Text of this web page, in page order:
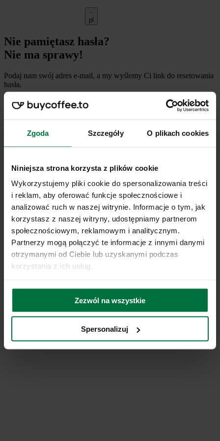
Zgoda Szczegóły O plikach cookies
Niniejsza strona korzysta z plików cookie
Wykorzystujemy pliki cookie do spersonalizowania treści
i reklam, aby oferować funkcje społecznościowe i
analizować ruch w naszej witrynie. Informacje o tym, jak
korzystasz z naszej witryny, udostępniamy partnerom
społecznościowym, reklamowym i analitycznym.
Partnerzy mogą połączyć te informacje z innymi danymi
otrzymanymi od Ciebie lub uzyskanymi podczas
korzystania z ich usług.
Zezwól na wszystkie
Spersonalizuj
pl
Nie pamiętasz hasła?
Nie ma sprawy!
Podaj nam swój adres e-mail, a my wyślemy Ci link do resetowania
hasła.
Adres e-mail *(required)
Tu Internet mówi: dziękuję!